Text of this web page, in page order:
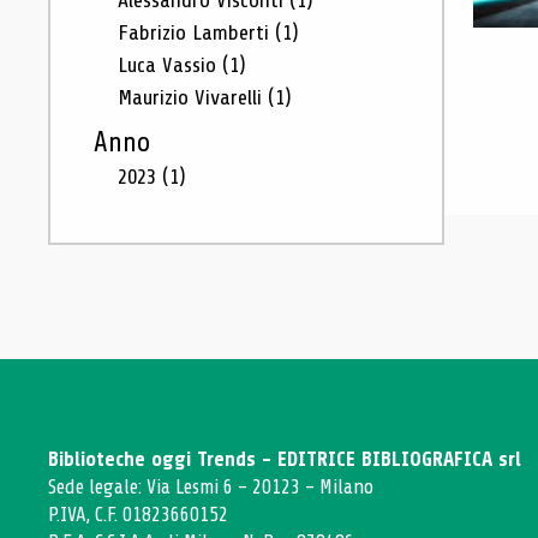
Fabrizio Lamberti (1)
Luca Vassio (1)
Maurizio Vivarelli (1)
Anno
2023 (1)
Biblioteche oggi Trends - EDITRICE BIBLIOGRAFICA srl
Sede legale: Via Lesmi 6 - 20123 - Milano
P.IVA, C.F. 01823660152